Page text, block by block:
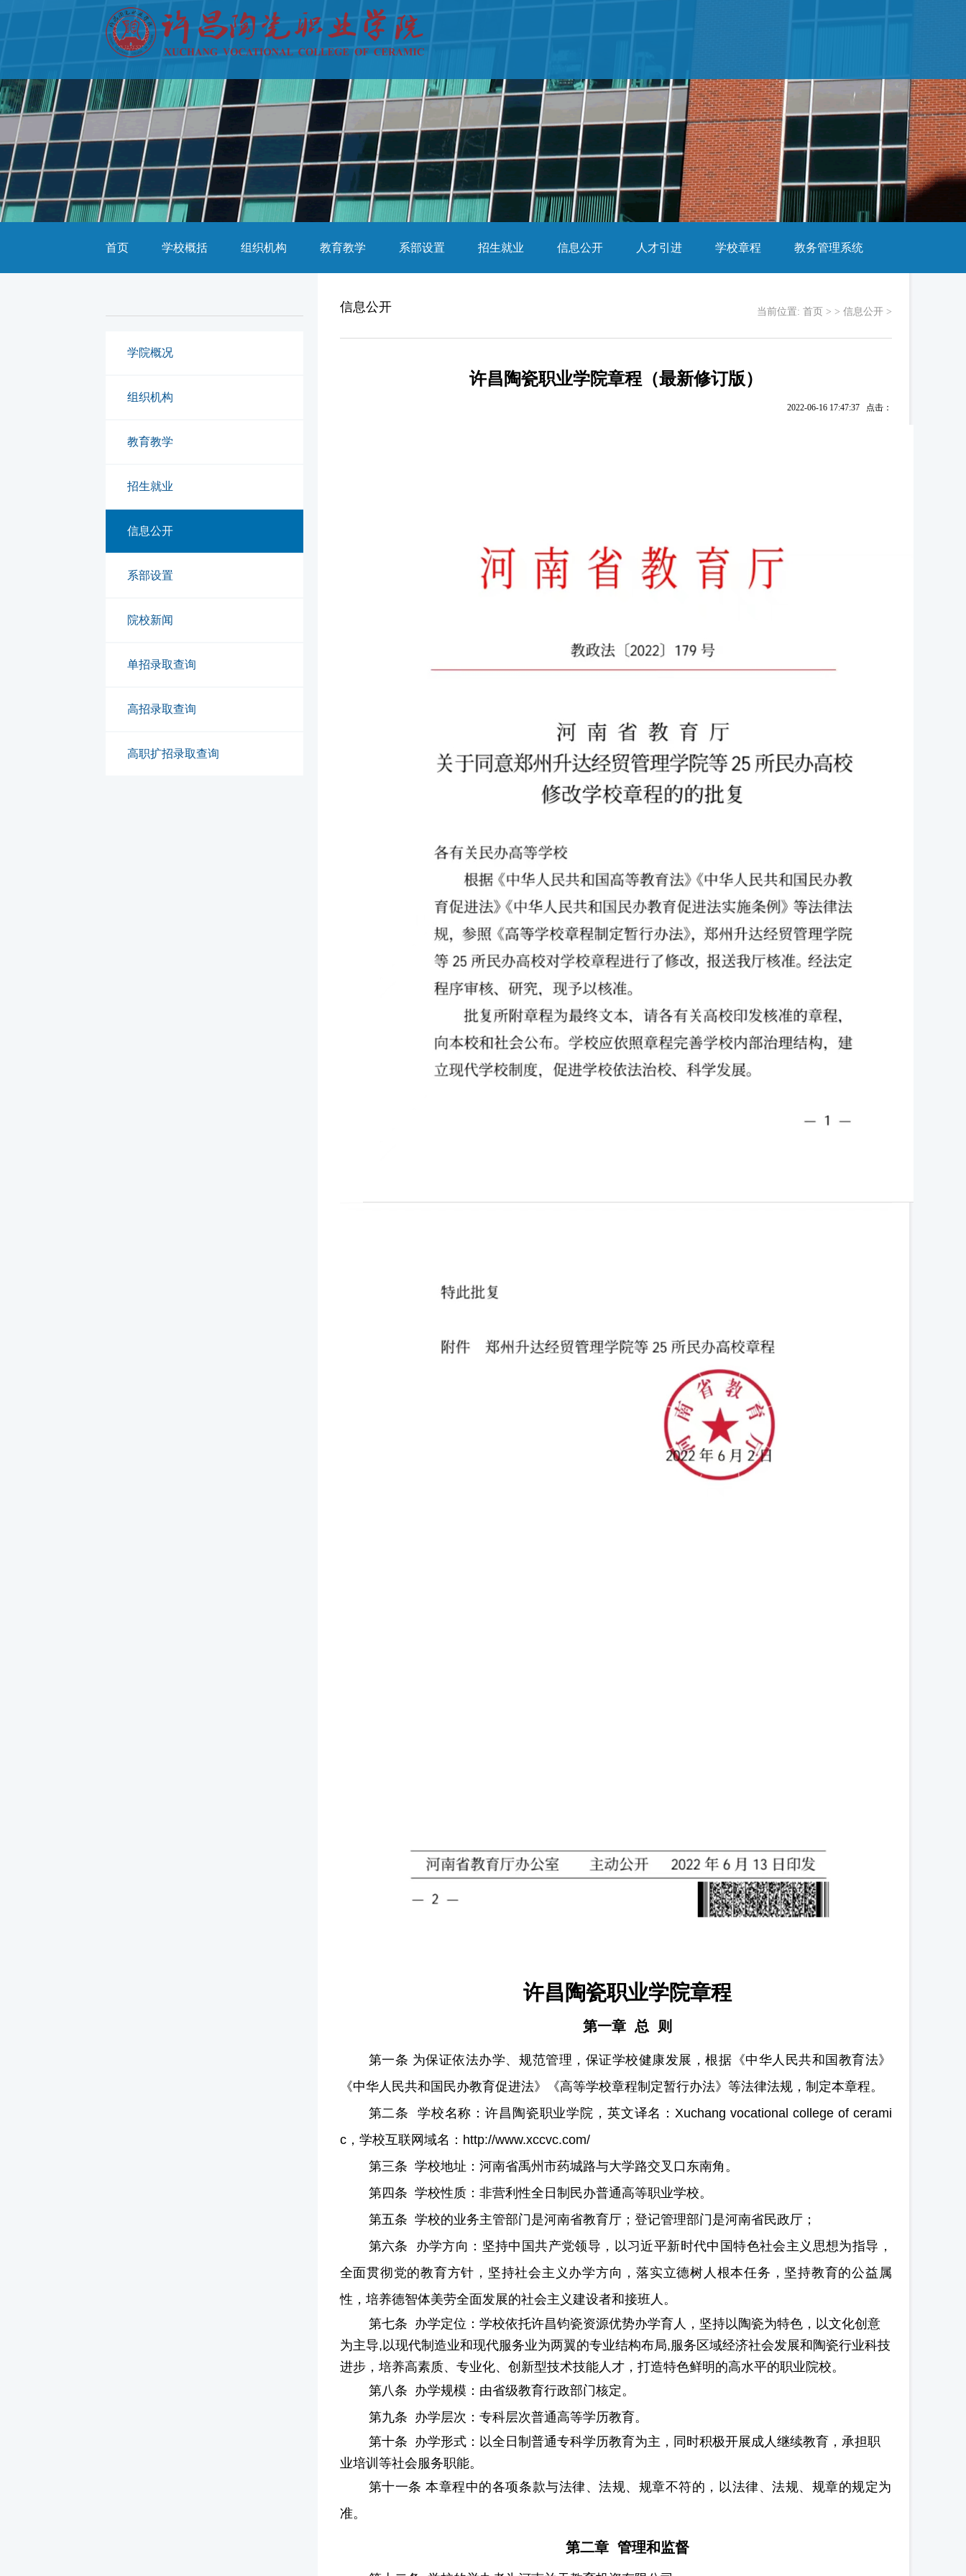
首页 学校概括 组织机构 教育教学 系部设置 招生就业 信息公开 人才引进 学校章程 教务管理系统
学院概况
组织机构
教育教学
招生就业
信息公开
系部设置
院校新闻
单招录取查询
高招录取查询
高职扩招录取查询
信息公开 当前位置: 首页 > > 信息公开>
许昌陶瓷职业学院章程（最新修订版）
2022-06-16 17:47:37 点击：
许昌陶瓷职业学院章程
第一章 总 则
第一条 为保证依法办学、规范管理，保证学校健康发展，根据《中华人民共和国教育法》
《中华人民共和国民办教育促进法》《高等学校章程制定暂行办法》等法律法规，制定本章程。
第二条
学校名称：许昌陶瓷职业学院，英文译名：Xuchang vocational college of cerami
c，学校互联网域名：http://www.xccvc.com/
第三条 学校地址：河南省禹州市药城路与大学路交叉口东南角。
第四条 学校性质：非营利性全日制民办普通高等职业学校。
第五条 学校的业务主管部门是河南省教育厅；登记管理部门是河南省民政厅；
第六条
办学方向：坚持中国共产党领导，以习近平新时代中国特色社会主义思想为指导，
全面贯彻党的教育方针，坚持社会主义办学方向，落实立德树人 根本任务 ，坚持教育的公益属
性，培养德智体美劳全面发展的社会主义建设者和接班人。
第七条 办学定位：学校依托许昌钧瓷资源优势办学育人，坚持以陶瓷为特色，以文化创意
为主导,以现代制造业和现代服务业为两翼的专业结构布局,服务区域经济社会发展和陶瓷行业科技
进步，培养高素质、专业化、创新型技术技能人才，打造特色鲜明的高水平的职业院校。
第八条 办学规模：由省级教育行政部门核定。
第九条 办学层次：专科层次普通高等学历教育。
第十条 办学形式：以全日制普通专科学历教育为主，同时积极开展成人继续教育，承担职
业培训等社会服务职能。
第十一条 本章程中的各项条款与法律、法规、规章不符的，以法律、法规、规章的规定为
准。
第二章 管理和监督